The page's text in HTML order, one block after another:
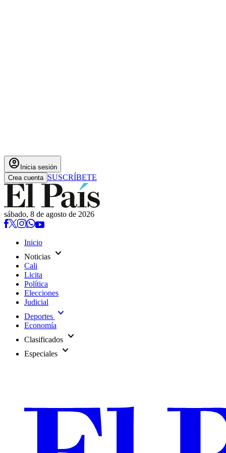
account_circle Inicia sesión
Crea cuenta SUSCRÍBETE
sábado, 8 de agosto de 2026
Inicio
Noticias expand_more
Cali
Licita
Política
Elecciones
Judicial
Deportes expand_more
Economía
Clasificados expand_more
Especiales expand_more